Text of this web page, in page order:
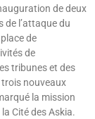
de deux
de l’attaque du
de
de
tribunes et des
nouveaux
la mission
Cité des Askia.